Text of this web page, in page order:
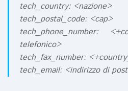
tech_country: <nazione>
tech_postal_code: <cap>
tech_phone_number:
telefonico>
tech_fax_number:
tech_email: <indirizzo di